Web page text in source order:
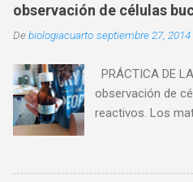
observación de células
Debiologiacuarto septiembre 27, 2014
PRÁCTICA DE
observación de
reactivos. Los
de alcohol. -
Portaobjetos. -